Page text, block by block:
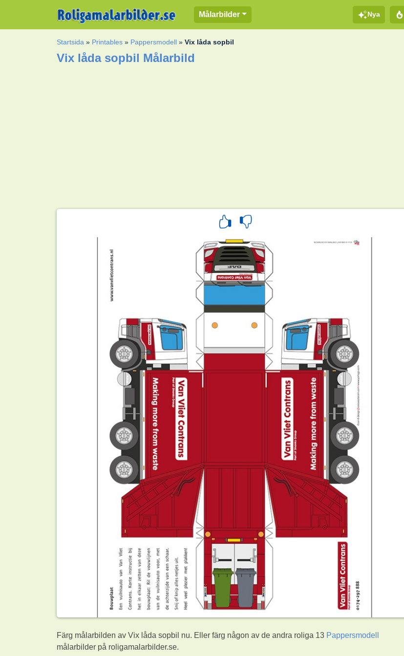
Målarbilder Nya
Startsida » Printables » Pappersmodell »Vix låda sopbil
Vix låda sopbil Målarbild
Färg målarbilden av Vix låda sopbil nu. Eller färg någon av de andra roliga 13 Pappersmodell
målarbilder på roligamalarbilder.se.